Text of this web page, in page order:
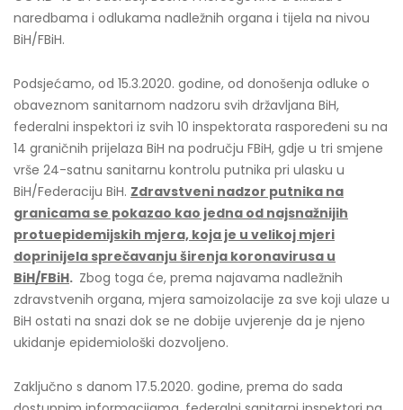
naredbama i odlukama nadležnih organa i tijela na nivou
BiH/FBiH.
Podsjećamo, od 15.3.2020. godine, od donošenja odluke o
obaveznom sanitarnom nadzoru svih državljana BiH,
federalni inspektori iz svih 10 inspektorata raspoređeni su na
14 graničnih prijelaza BiH na području FBiH, gdje u tri smjene
vrše 24-satnu sanitarnu kontrolu putnika pri ulasku u
BiH/Federaciju BiH. Zdravstveni nadzor putnika na
granicama se pokazao kao jedna od najsnažnijih
protuepidemijskih mjera, koja je u velikoj mjeri
doprinijela sprečavanju širenja koronavirusa u
BiH/FBiH. Zbog toga će, prema najavama nadležnih
zdravstvenih organa, mjera samoizolacije za sve koji ulaze u
BiH ostati na snazi dok se ne dobije uvjerenje da je njeno
ukidanje epidemiološki dozvoljeno.
Zaključno s danom 17.5.2020. godine, prema do sada